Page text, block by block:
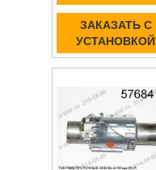
ЗАКАЗАТЬ С
УСТАНОВКОЙ